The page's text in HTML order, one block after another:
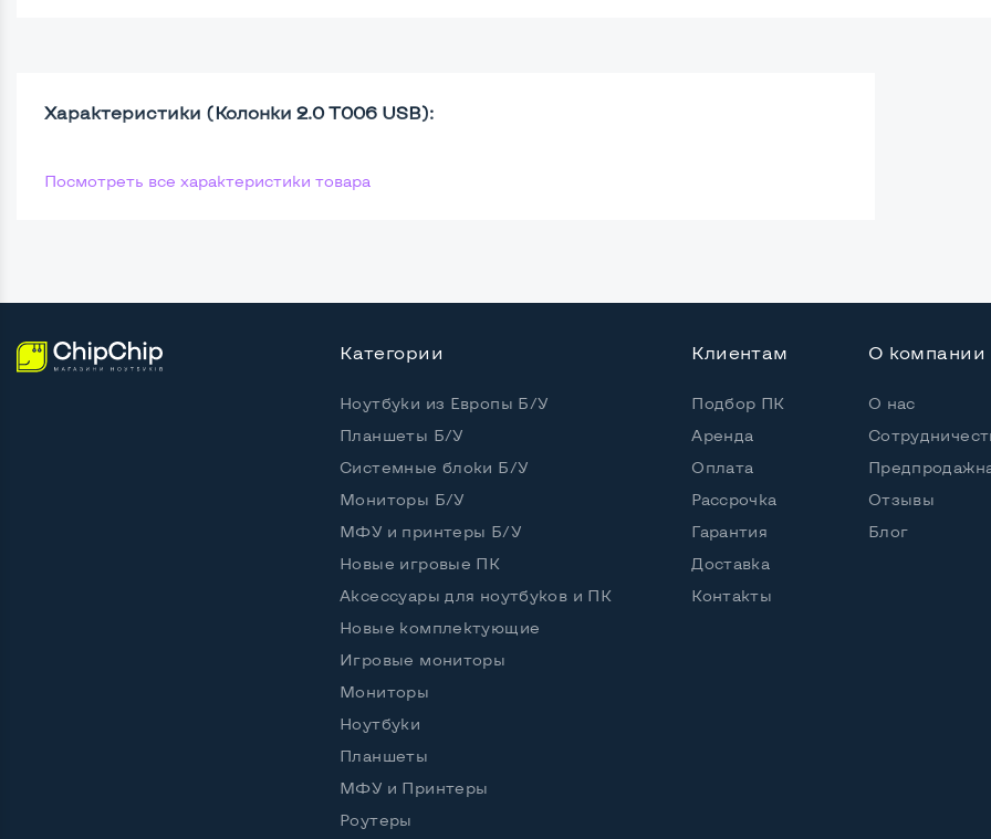
Характеристики (Колонки 2.0 T006 USB):
Посмотреть все характеристики товара
Категории
Ноутбуки из Европы Б/У
Планшеты Б/У
Системные блоки Б/У
Мониторы Б/У
МФУ и принтеры Б/У
Новые игровые ПК
Аксессуары для ноутбуков и ПК
Новые комплектующие
Игровые мониторы
Мониторы
Ноутбуки
Планшеты
МФУ и Принтеры
Роутеры
Клиентам
Подбор ПК
Аренда
Оплата
Рассрочка
Гарантия
Доставка
Контакты
О компании
О нас
Отзывы
Блог